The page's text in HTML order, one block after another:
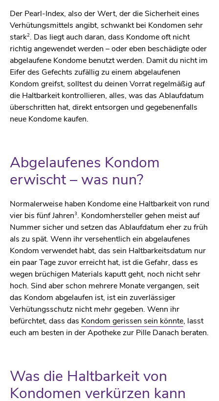
Der Pearl-Index, also der Wert, der die Sicherheit eines
Verhütungsmittels angibt, schwankt bei Kondomen sehr
stark2. Das liegt auch daran, dass Kondome oft nicht
richtig angewendet werden – oder eben beschädigte oder
abgelaufene Kondome benutzt werden. Damit du nicht im
Eifer des Gefechts zufällig zu einem abgelaufenen
Kondom greifst, solltest du deinen Vorrat regelmäßig auf
die Haltbarkeit kontrollieren, alles, was das Ablaufdatum
überschritten hat, direkt entsorgen und gegebenenfalls
neue Kondome kaufen.
Abgelaufenes Kondom
erwischt – was nun?
Normalerweise haben Kondome eine Haltbarkeit von rund
vier bis fünf Jahren3. Kondomhersteller gehen meist auf
Nummer sicher und setzen das Ablaufdatum eher zu früh
als zu spät. Wenn ihr versehentlich ein abgelaufenes
Kondom verwendet habt, das sein Haltbarkeitsdatum nur
ein paar Tage zuvor erreicht hat, ist die Gefahr, dass es
wegen brüchigen Materials kaputt geht, noch nicht sehr
hoch. Sind aber schon mehrere Monate vergangen, seit
das Kondom abgelaufen ist, ist ein zuverlässiger
Verhütungsschutz nicht mehr gegeben. Wenn ihr
befürchtet, dass das Kondom gerissen sein könnte, lasst
euch am besten in der Apotheke zur Pille Danach beraten.
Was die Haltbarkeit von
Kondomen verkürzen kann